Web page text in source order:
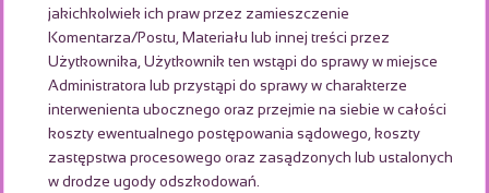
jakichkolwiek ich praw przez zamieszczenie
Komentarza/Postu, Materiału lub innej treści przez
Użytkownika, Użytkownik ten wstąpi do sprawy w miejsce
Administratora lub przystąpi do sprawy w charakterze
interwenienta ubocznego oraz przejmie na siebie w całości
koszty ewentualnego postępowania sądowego, koszty
zastępstwa procesowego oraz zasądzonych lub ustalonych
w drodze ugody odszkodowań.